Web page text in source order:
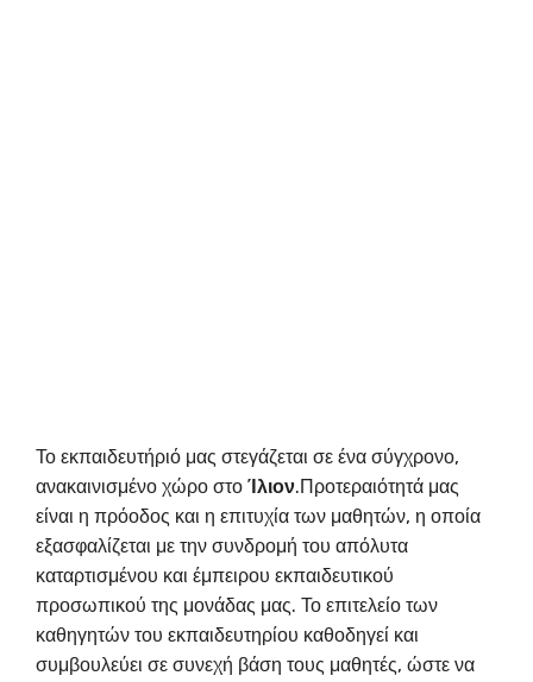
Το εκπαιδευτήριό μας στεγάζεται σε ένα σύγχρονο,
ανακαινισμένο χώρο στο Ίλιον.Προτεραιότητά μας
είναι η πρόοδος και η επιτυχία των μαθητών, η οποία
εξασφαλίζεται με την συνδρομή του απόλυτα
καταρτισμένου και έμπειρου εκπαιδευτικού
προσωπικού της μονάδας μας. Το επιτελείο των
καθηγητών του εκπαιδευτηρίου καθοδηγεί και
συμβουλεύει σε συνεχή βάση τους μαθητές, ώστε να